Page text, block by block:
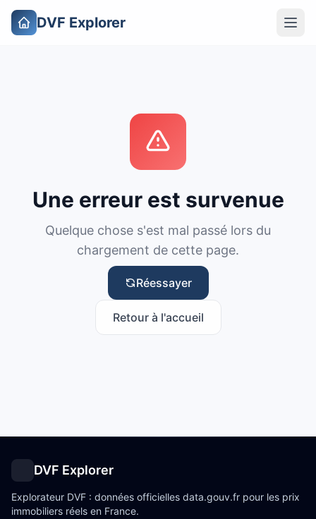
DVF Explorer
Une erreur est survenue
Quelque chose s'est mal passé lors du
chargement de cette page.
Réessayer
Retour à l'accueil
DVF Explorer
Explorateur DVF : données officielles data.gouv.fr pour les prix
immobiliers réels en France.